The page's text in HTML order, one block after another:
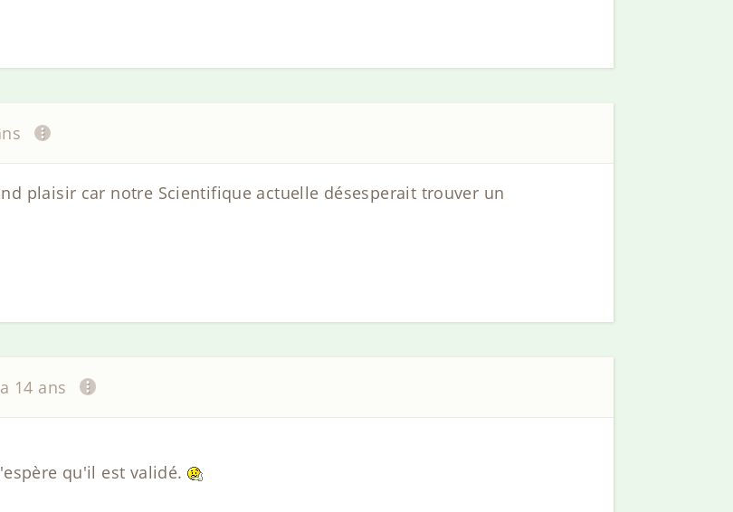
plaisir car notre Scientifique actuelle désesperait trouver un
14 ans
qu'il est validé.